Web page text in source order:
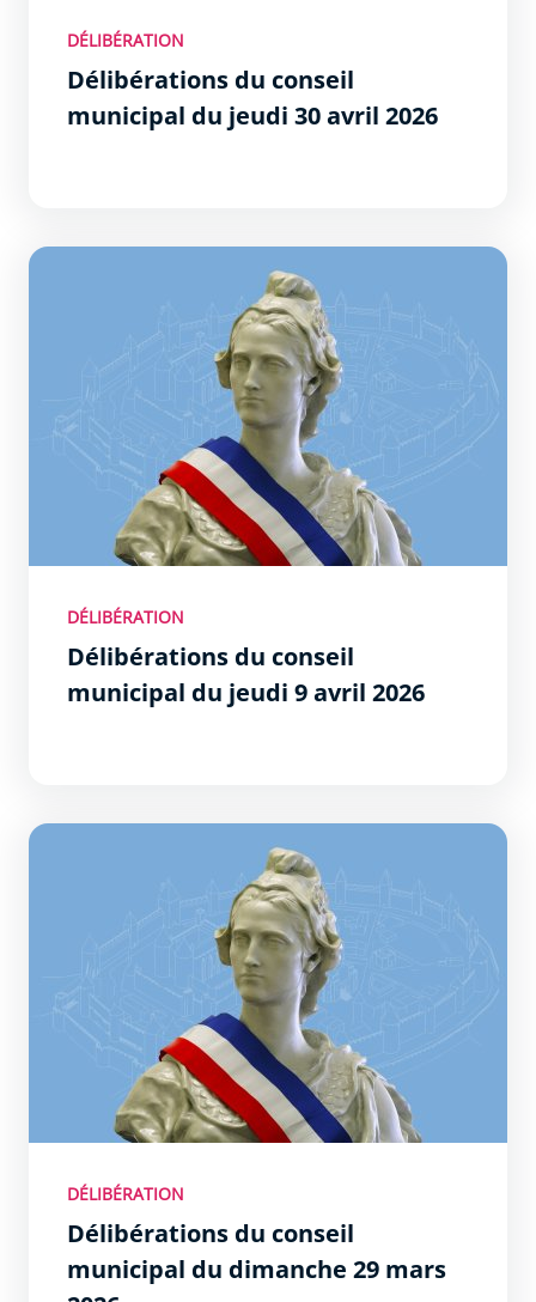
DÉLIBÉRATION
Délibérations du conseil
municipal du jeudi 30 avril 2026
DÉLIBÉRATION
Délibérations du conseil
municipal du jeudi 9 avril 2026
DÉLIBÉRATION
Délibérations du conseil
municipal du dimanche 29 mars